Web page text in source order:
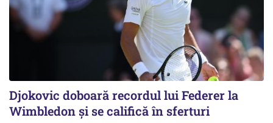
Djokovic doboară recordul lui Federer la
Wimbledon și se califică în sferturi